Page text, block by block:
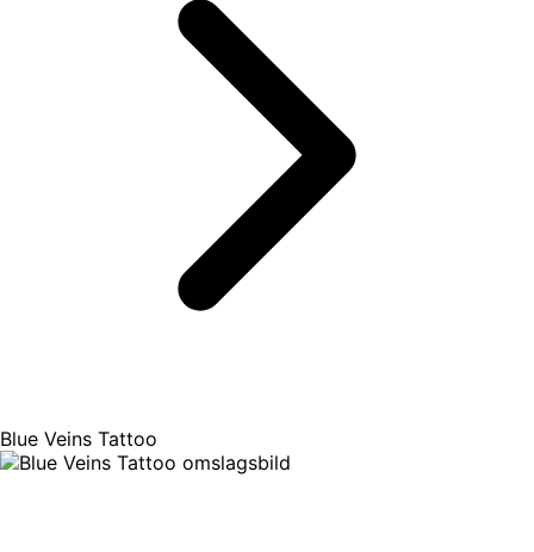
Blue Veins Tattoo